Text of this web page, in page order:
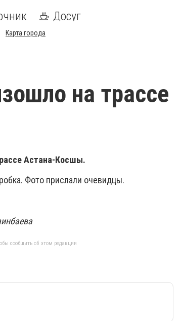
Досуг
Карта города
на трассе
Астана-Косшы.
Фото прислали очевидцы.
сообщить об этом редакции